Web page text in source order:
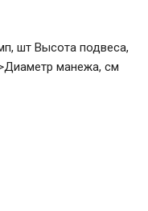
шт Высота подвеса,
манежа, см